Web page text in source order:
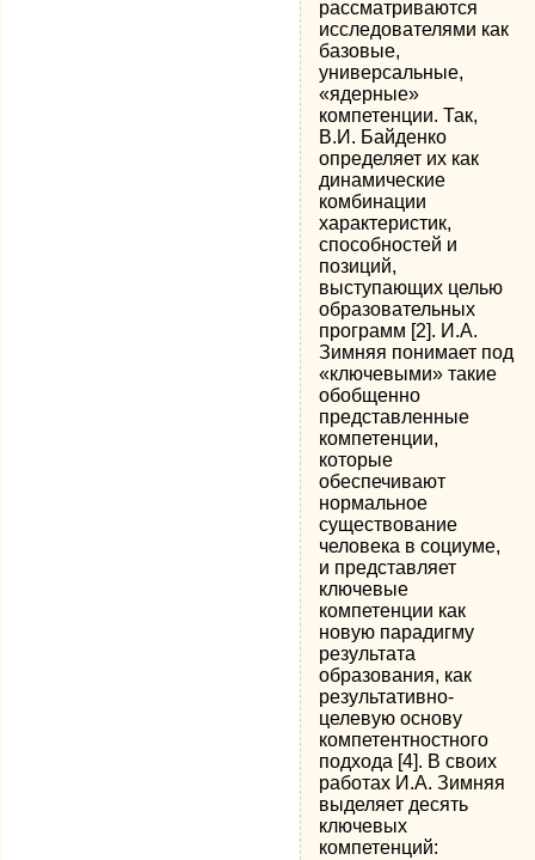
рассматриваются
исследователями как
базовые,
универсальные,
«ядерные»
компетенции. Так,
В.И. Байденко
определяет их как
динамические
комбинации
характеристик,
способностей и
позиций,
выступающих целью
образовательных
программ [2]. И.А.
Зимняя понимает под
«ключевыми» такие
обобщенно
представленные
компетенции,
которые
обеспечивают
нормальное
существование
человека в социуме,
и представляет
ключевые
компетенции как
новую парадигму
результата
образования, как
результативно-
целевую основу
компетентностного
подхода [4]. В своих
работах И.А. Зимняя
выделяет десять
ключевых
компетенций: